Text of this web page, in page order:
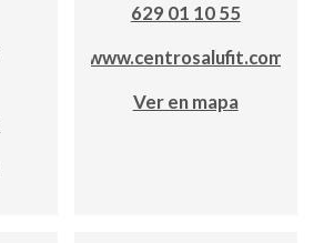
629 01 10 55
www.centrosalufit.com
Ver en mapa